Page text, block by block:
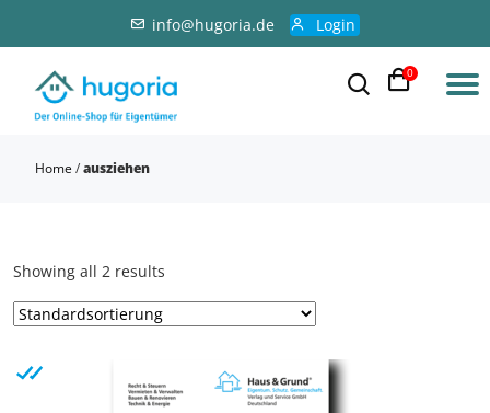
info@hugoria.de Login
0
Home /ausziehen
Showing all 2 results